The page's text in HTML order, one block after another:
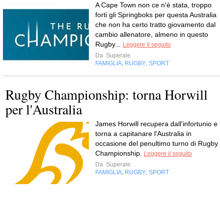
A Cape Town non ce n'è stata, troppo
forti gli Springboks per questa Australia
che non ha certo tratto giovamento dal
cambio allenatore, almeno in questo
Rugby...
Leggere il seguito
Da Superale
FAMIGLIA RUGBY SPORT
Rugby Championship: torna Horwill
per l'Australia
James Horwill recupera dall'infortunio e
torna a capitanare l'Australia in
occasione del penultimo turno di Rugby
Championship.
Leggere il seguito
Da Superale
FAMIGLIA RUGBY SPORT